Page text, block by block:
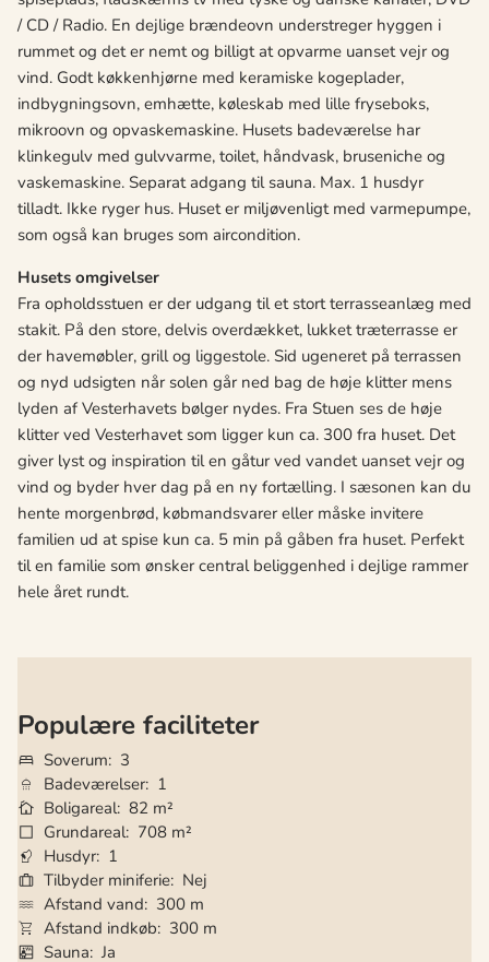
/ CD / Radio. En dejlige brændeovn understreger hyggen i
rummet og det er nemt og billigt at opvarme uanset vejr og
vind. Godt køkkenhjørne med keramiske kogeplader,
indbygningsovn, emhætte, køleskab med lille fryseboks,
mikroovn og opvaskemaskine. Husets badeværelse har
klinkegulv med gulvvarme, toilet, håndvask, bruseniche og
vaskemaskine. Separat adgang til sauna. Max. 1 husdyr
tilladt. Ikke ryger hus. Huset er miljøvenligt med varmepumpe,
som også kan bruges som aircondition.
Husets omgivelser
Fra opholdsstuen er der udgang til et stort terrasseanlæg med
stakit. På den store, delvis overdækket, lukket træterrasse er
der havemøbler, grill og liggestole. Sid ugeneret på terrassen
og nyd udsigten når solen går ned bag de høje klitter mens
lyden af Vesterhavets bølger nydes. Fra Stuen ses de høje
klitter ved Vesterhavet som ligger kun ca. 300 fra huset. Det
giver lyst og inspiration til en gåtur ved vandet uanset vejr og
vind og byder hver dag på en ny fortælling. I sæsonen kan du
hente morgenbrød, købmandsvarer eller måske invitere
familien ud at spise kun ca. 5 min på gåben fra huset. Perfekt
til en familie som ønsker central beliggenhed i dejlige rammer
hele året rundt.
Populære faciliteter
Soverum
3
Badeværelser 1
Boligareal 82 m²
Grundareal 708 m²
Husdyr 1
Tilbyder miniferie Nej
Afstand vand
300 m
Afstand indkøb
300 m
Sauna Ja